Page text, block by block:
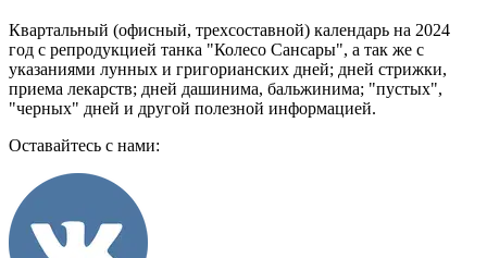
Квартальный (офисный, трехсоставной) календарь на 2024
год с репродукцией танка "Колесо Сансары", а так же с
указаниями лунных и григорианских дней; дней стрижки,
приема лекарств; дней дашинима, бальжинима; "пустых",
"черных" дней и другой полезной информацией.
Оставайтесь с нами: